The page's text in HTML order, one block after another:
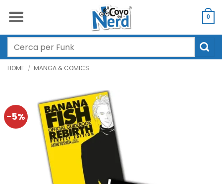
0
Cerca:
HOME / MANGA & COMICS
-5%